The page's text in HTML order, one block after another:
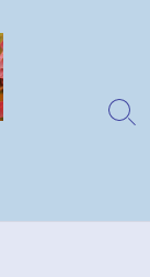
検
え